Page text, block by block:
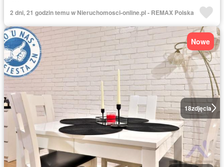
2 dni, 21 godzin temu w Nieruchomosci-online.pl - REMAX Polska
18zdjęcia
Nowe